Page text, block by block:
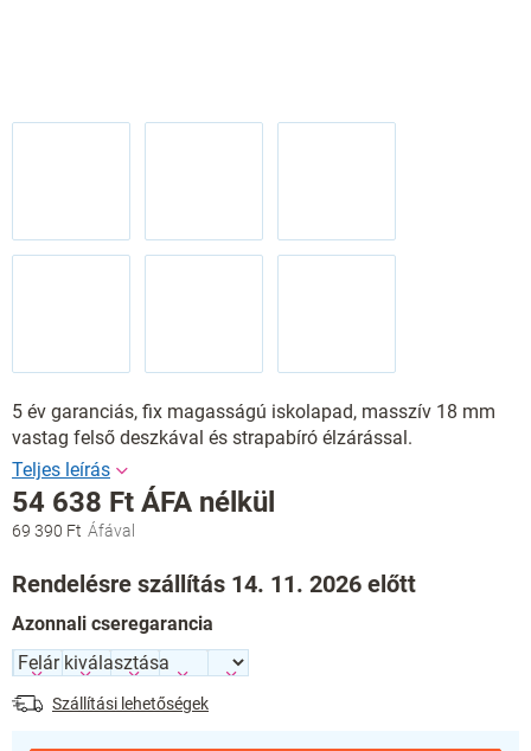
5 év garanciás, fix magasságú iskolapad, masszív 18 mm
vastag felső deszkával és strapabíró élzárással.
69 390 Ft
54 638 Ft ÁFA nélkül
Egységár:
Rendelésre szállítás 14. 11. 2026 előtt
Azonnali cseregarancia
Szállítási lehetőségek